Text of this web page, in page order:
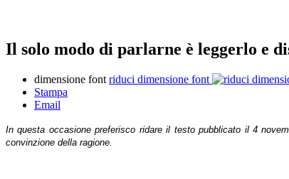
Il solo modo di parlarne è leggerlo e
dimensione font riduci dimensione font
Stampa
Email
In questa occasione preferisco ridare il testo pubblicato il 4
convinzione della ragione.